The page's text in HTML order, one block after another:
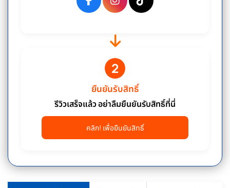
2
ยืนยันรับสิทธิ์
รีวิวเสร็จแล้ว อย่าลืมยืนยันรับสิทธิ์ที่นี่
คลิก! เพื่อยืนยันสิทธิ์